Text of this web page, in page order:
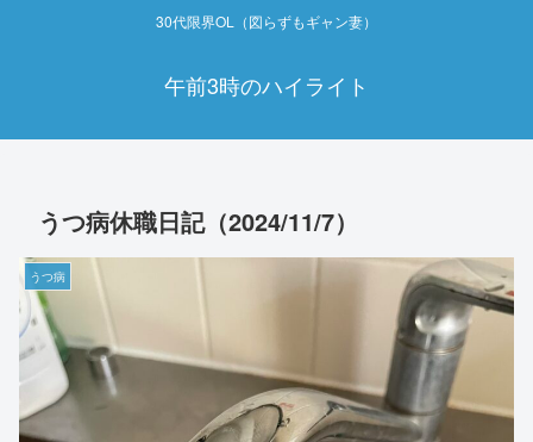
30代限界OL（図らずもギャン妻）
午前3時のハイライト
うつ病休職日記（2024/11/7）
うつ病